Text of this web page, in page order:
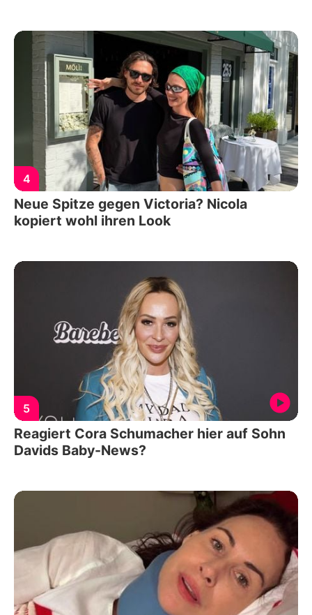
4
Neue Spitze gegen Victoria? Nicola
kopiert wohl ihren Look
5
Reagiert Cora Schumacher hier auf Sohn
Davids Baby-News?